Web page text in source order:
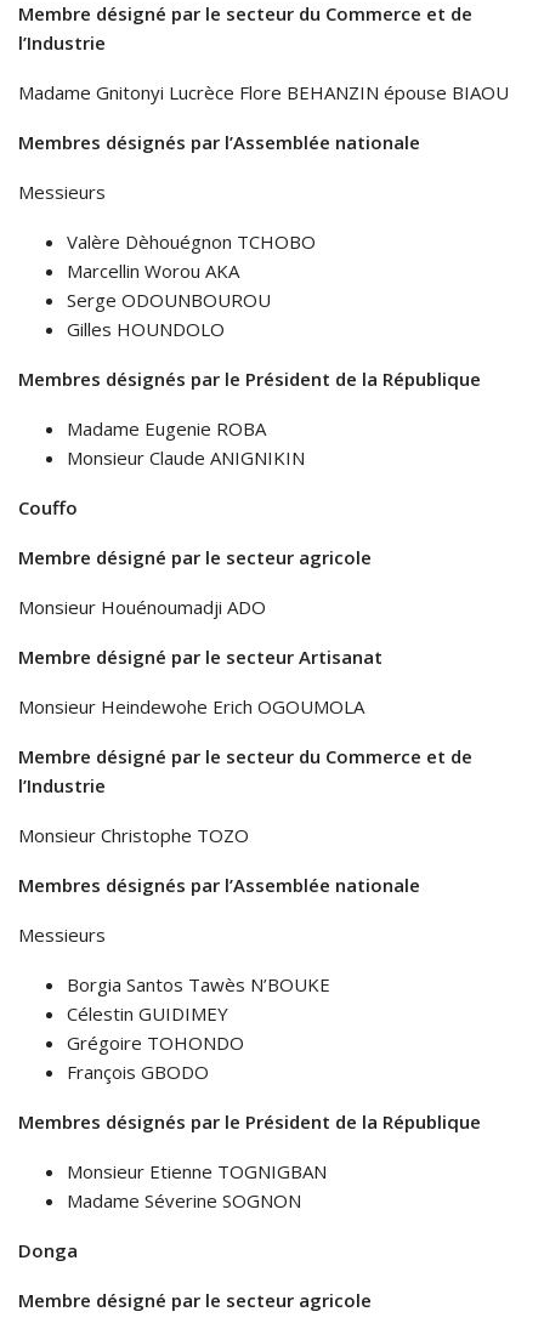
Membre désigné par le secteur du Commerce et de
l’Industrie
Madame Gnitonyi Lucrèce Flore BEHANZIN épouse BIAOU
Membres désignés par l’Assemblée nationale
Messieurs
Valère Dèhouégnon TCHOBO
Marcellin Worou AKA
Serge ODOUNBOUROU
Gilles HOUNDOLO
Membres désignés par le Président de la République
Madame Eugenie ROBA
Monsieur Claude ANIGNIKIN
Couffo
Membre désigné par le secteur agricole
Monsieur Houénoumadji ADO
Membre désigné par le secteur Artisanat
Monsieur Heindewohe Erich OGOUMOLA
Membre désigné par le secteur du Commerce et de
l’Industrie
Monsieur Christophe TOZO
Membres désignés par l’Assemblée nationale
Messieurs
Borgia Santos Tawès N’BOUKE
Célestin GUIDIMEY
Grégoire TOHONDO
François GBODO
Membres désignés par le Président de la République
Monsieur Etienne TOGNIGBAN
Madame Séverine SOGNON
Donga
Membre désigné par le secteur agricole